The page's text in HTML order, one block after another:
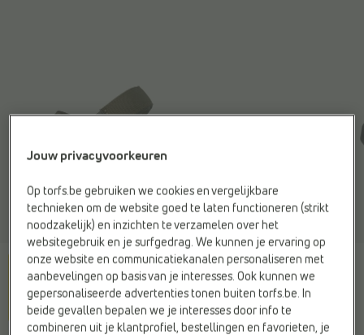
Jouw privacyvoorkeuren
Op torfs.be gebruiken we cookies en vergelijkbare
technieken om de website goed te laten functioneren (strikt
noodzakelijk) en inzichten te verzamelen over het
websitegebruik en je surfgedrag. We kunnen je ervaring op
onze website en communicatiekanalen personaliseren met
aanbevelingen op basis van je interesses. Ook kunnen we
gepersonaliseerde advertenties tonen buiten torfs.be. In
beide gevallen bepalen we je interesses door info te
combineren uit je klantprofiel, bestellingen en favorieten, je